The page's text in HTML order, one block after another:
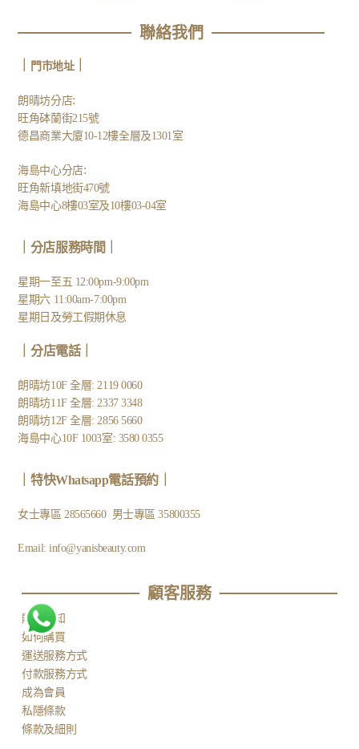
聯絡我們
門市地址｜
朗晴坊分店:
旺角砵蘭街215號
德昌商業大廈10-12樓全層及1301室
海島中心分店:
旺角新填地街470號
海島中心8樓03室及10樓03-04室
｜分店服務時間｜
星期一至五 12:00pm-9:00pm
星期六 11:00am-7:00pm
星期日及勞工假期休息
分店電話｜
朗晴坊10F 全層: 2119 0060
朗晴坊11F 全層: 2337 3348
朗晴坊12F 全層: 2856 5660
海島中心10F 1003室: 3580 0355
特快Whatsapp電話預約｜
女士專區 28565660 男士專區35800355
Email:info@yanisbeauty.com
顧客服務​
購物需知
如何購買
運送服務方式
付款服務方式
成為會員
私隱條款
條款及細則